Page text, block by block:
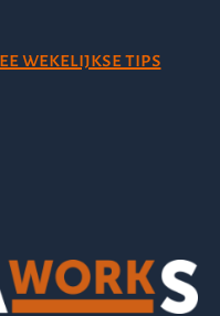
wekelijkse tips